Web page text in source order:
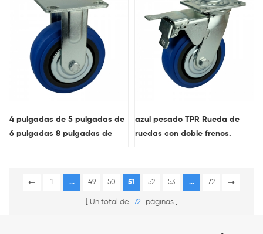
de servicio pesado
4 pulgadas de 5 pulgadas de
6 pulgadas 8 pulgadas de
azul pesado TPR Rueda de
ruedas con doble frenos.
... 49 50 51 52 53 ... 72
Un total de 72 páginas